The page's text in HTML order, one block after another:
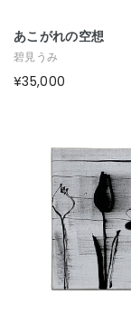
あこがれの空想
碧見うみ
¥35,000